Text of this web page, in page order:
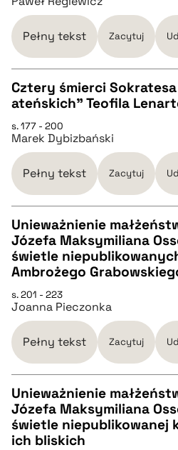
pobierz cytat
Pełny tekst Zacytuj
pobierz cytat
BIBTEX
pobierz cytat
Cztery śmierci
ateńskich” Teofila
s. 177 - 200
Marek Dybizbański
Pełny tekst Zacytuj
CZYSTY TEKST
pobierz cytat
BIBTEX
pobierz cytat
Unieważnienie
Józefa Maksymiliana
świetle
Ambrożego
s. 201 - 223
Joanna Pieczonka
Pełny tekst Zacytuj
CZYSTY TEKST
Unieważnienie
Józefa Maksymiliana
świetle niepublikowanej
ich bliskich